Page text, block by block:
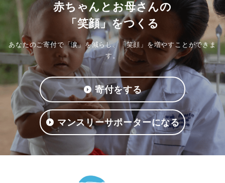
赤ちゃんとお母さんの
「笑顔」をつくる
あなたのご寄付で「涙」を減らし、「笑顔」を増やすことができま
す。
寄付をする
マンスリーサポーターになる